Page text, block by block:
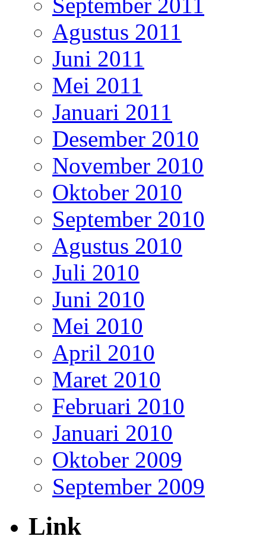
Agustus 2011
Juni 2011
Mei 2011
Januari 2011
Desember 2010
November 2010
Oktober 2010
September 2010
Agustus 2010
Juli 2010
Juni 2010
Mei 2010
April 2010
Maret 2010
Februari 2010
Januari 2010
Oktober 2009
September 2009
Link